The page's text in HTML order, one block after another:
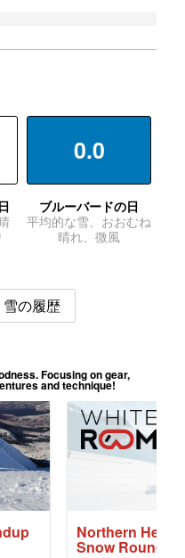
0.0
ブルーバードの日
平均的な雪、おおむね
晴れ、微風
の履歴